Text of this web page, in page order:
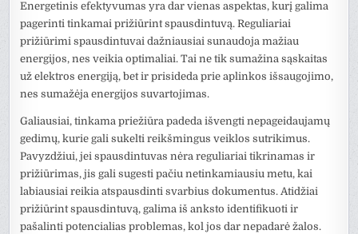
Energetinis efektyvumas yra dar vienas aspektas, kurį galima
pagerinti tinkamai prižiūrint spausdintuvą. Reguliariai
prižiūrimi spausdintuvai dažniausiai sunaudoja mažiau
energijos, nes veikia optimaliai. Tai ne tik sumažina sąskaitas
už elektros energiją, bet ir prisideda prie aplinkos išsaugojimo,
nes sumažėja energijos suvartojimas.
Galiausiai, tinkama priežiūra padeda išvengti nepageidaujamų
gedimų, kurie gali sukelti reikšmingus veiklos sutrikimus.
Pavyzdžiui, jei spausdintuvas nėra reguliariai tikrinamas ir
prižiūrimas, jis gali sugesti pačiu netinkamiausiu metu, kai
labiausiai reikia atspausdinti svarbius dokumentus. Atidžiai
prižiūrint spausdintuvą, galima iš anksto identifikuoti ir
pašalinti potencialias problemas, kol jos dar nepadarė žalos.